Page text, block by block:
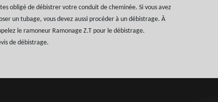
obligé de débistrer votre conduit de cheminée. Si vous avez
un tubage, vous devez aussi procéder à un débistrage. À
le ramoneur Ramonage Z.T pour le débistrage.
de débistrage.